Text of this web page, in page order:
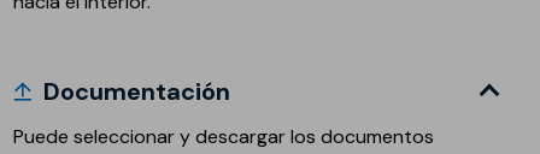
Documentación
Puede seleccionar y descargar los documentos